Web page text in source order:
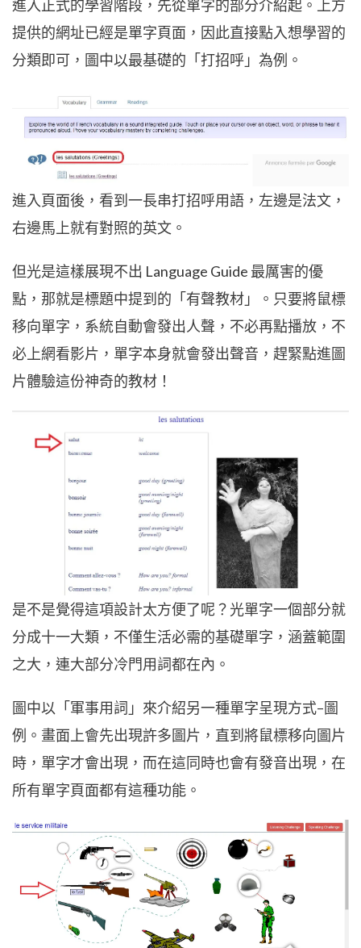
進入正式的學習階段，先從單字的部分介紹起。上方
提供的網址已經是單字頁面，因此直接點入想學習的
分類即可，圖中以最基礎的「打招呼」為例。
進入頁面後，看到一長串打招呼用語，左邊是法文，
右邊馬上就有對照的英文。
但光是這樣展現不出 Language Guide 最厲害的優
點，那就是標題中提到的「有聲教材」。只要將鼠標
移向單字，系統自動會發出人聲，不必再點播放，不
必上網看影片，單字本身就會發出聲音，趕緊點進圖
片體驗這份神奇的教材！
是不是覺得這項設計太方便了呢？光單字一個部分就
分成十一大類，不僅生活必需的基礎單字，涵蓋範圍
之大，連大部分冷門用詞都在內。
圖中以「軍事用詞」來介紹另一種單字呈現方式–圖
例。畫面上會先出現許多圖片，直到將鼠標移向圖片
時，單字才會出現，而在這同時也會有發音出現，在
所有單字頁面都有這種功能。